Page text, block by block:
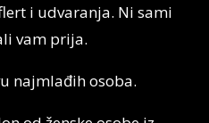
i udvaranja. Ni sami
vam prija.
najmlađih osoba.